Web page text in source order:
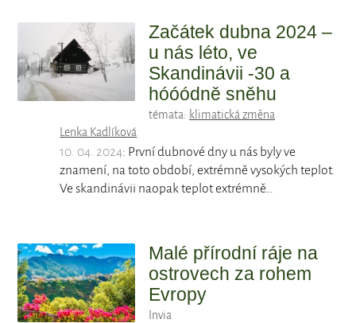
Začátek dubna 2024 –
u nás léto, ve
Skandinávii -30 a
hóóódně sněhu
témata: klimatická změna
Lenka Kadlíková
10. 04. 2024: První dubnové dny u nás byly ve
znamení, na toto období, extrémně vysokých teplot.
Ve skandinávii naopak teplot extrémně…
Malé přírodní ráje na
ostrovech za rohem
Evropy
Invia